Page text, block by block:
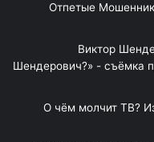
Отпетые
Виктор
Шендерович?» - съёмка
«О чём молчит ТВ?